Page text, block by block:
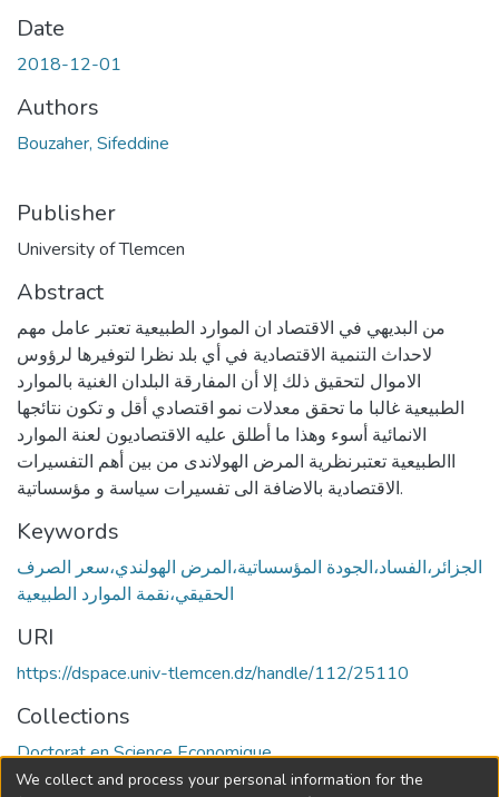
Date
2018-12-01
Authors
Bouzaher, Sifeddine
Publisher
University of Tlemcen
Abstract
من البديهي في الاقتصاد ان الموارد الطبيعية تعتبر عامل مهم
لاحداث التنمية الاقتصادية في أي بلد نظرا لتوفيرها لرؤوس
الاموال لتحقيق ذلك إلا أن المفارقة البلدان الغنية بالموارد
الطبيعية غالبا ما تحقق معدلات نمو اقتصادي أقل و تكون نتائجها
الانمائية أسوء وهذا ما أطلق عليه الاقتصاديون لعنة الموارد
االطبيعية تعتبرنظرية المرض الهولاندى من بين أهم التفسيرات
الاقتصادية بالاضافة الى تفسيرات سياسة و مؤسساتية.
Keywords
الجزائر،الفساد،الجودة المؤسساتية،المرض الهولندي،سعر الصرف
الحقيقي،نقمة الموارد الطبيعية
URI
https://dspace.univ-tlemcen.dz/handle/112/25110
Collections
Doctorat en Science Economique
We collect and process your personal information for the